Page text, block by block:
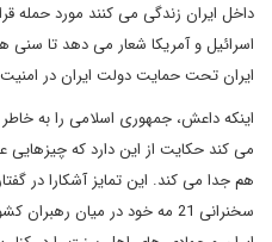
داخل ایران زندگی می کنند مورد حمله
اسرائیل و آمریکا شعار می دهد تا سنی
ایران تحت حمایت دولت ایران در
اینکه داعش، جمهوری اسلامی را به خاطر
می کند حکایت از این دارد که چیزهایی
هم جدا می کند. این تمایز آشکارا در
سخنرانی 21 مه خود در میان